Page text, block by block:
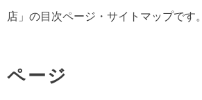
店」の目次ページ・サイトマップです。
ページ